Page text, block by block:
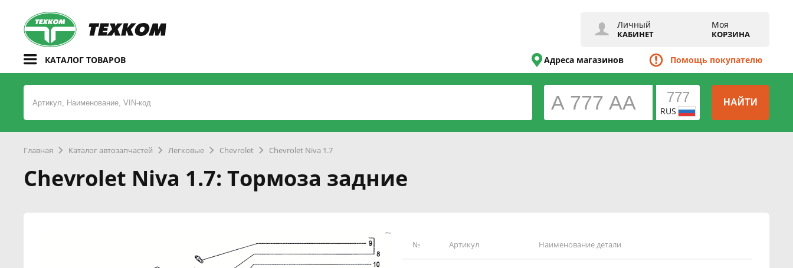
Личный
КАБИНЕТ
Моя
КОРЗИНА
КАТАЛОГ ТОВАРОВ Адреса магазинов Помощь покупателю
RUS
НАЙТИ
Главная Каталог автозапчастей Легковые Chevrolet Chevrolet Niva 1.7
Chevrolet Niva 1.7: Тормоза задние
№ Артикул Наименование детали